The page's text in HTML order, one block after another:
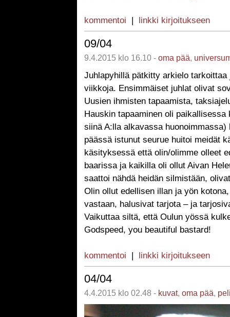
kommentoi | linkki kirjoitukseen
09/04
9.4.2015 klo 16.10 - oma pää,
Juhlapyhillä pätkitty arkielo
viikkoja. Ensimmäiset juhlat olivat
Uusien ihmisten tapaamista,
Hauskin tapaaminen oli
siinä A:lla alkavassa huonoimmassa)
päässä istunut seurue huitoi meidät
käsityksessä että olin/olimme olleet
baarissa ja kaikilla oli ollut Aivan Hele
saattoi nähdä heidän silmistään,
Olin ollut edellisen illan ja yön
vastaan, halusivat tarjota – ja
Vaikuttaa siltä, että Oulun yössä
Godspeed, you beautiful bastard!
kommentoi | linkki kirjoitukseen
04/04
4.4.2015 klo 02.48 - kuvat, oma pää,